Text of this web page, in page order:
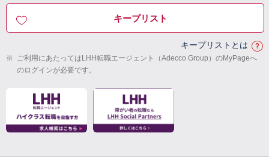
キープリスト
キープリストとは
※ ご利用にあたってはLHH転職エージェント（Adecco Group）のMyPageへ
のログインが必要です。